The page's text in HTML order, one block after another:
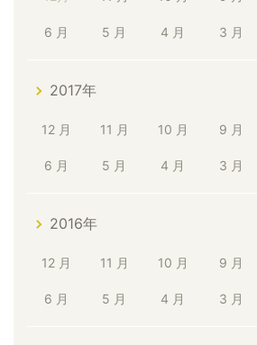
6 月 5 月 4 月 3 月
2017年
12 月 11 月 10 月 9 月
6 月 5 月 4 月 3 月
2016年
12 月 11 月 10 月 9 月
6 月 5 月 4 月 3 月